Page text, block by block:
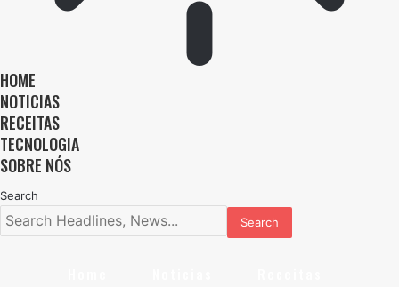
HOME
NOTICIAS
RECEITAS
TECNOLOGIA
SOBRE NÓS
Search